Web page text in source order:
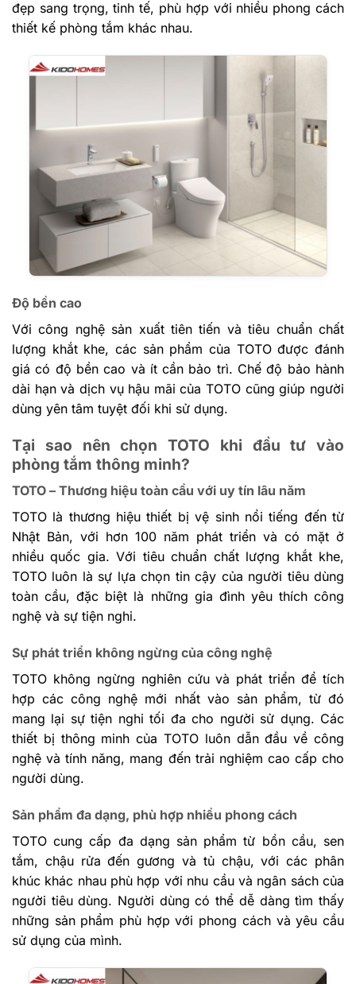
đẹp sang trọng, tinh tế, phù hợp với nhiều phong cách
thiết kế phòng tắm khác nhau.
Độ bền cao
Với công nghệ sản xuất tiên tiến và tiêu chuẩn chất
lượng khắt khe, các sản phẩm của TOTO được đánh
giá có độ bền cao và ít cần bảo trì. Chế độ bảo hành
dài hạn và dịch vụ hậu mãi của TOTO cũng giúp người
dùng yên tâm tuyệt đối khi sử dụng.
Tại sao nên chọn TOTO khi đầu tư vào
phòng tắm thông minh?
TOTO – Thương hiệu toàn cầu với uy tín lâu năm
TOTO là thương hiệu thiết bị vệ sinh nổi tiếng đến từ
Nhật Bản, với hơn 100 năm phát triển và có mặt ở
nhiều quốc gia. Với tiêu chuẩn chất lượng khắt khe,
TOTO luôn là sự lựa chọn tin cậy của người tiêu dùng
toàn cầu, đặc biệt là những gia đình yêu thích công
nghệ và sự tiện nghi.
Sự phát triển không ngừng của công nghệ
TOTO không ngừng nghiên cứu và phát triển để tích
hợp các công nghệ mới nhất vào sản phẩm, từ đó
mang lại sự tiện nghi tối đa cho người sử dụng. Các
thiết bị thông minh của TOTO luôn dẫn đầu về công
nghệ và tính năng, mang đến trải nghiệm cao cấp cho
người dùng.
Sản phẩm đa dạng, phù hợp nhiều phong cách
TOTO cung cấp đa dạng sản phẩm từ bồn cầu, sen
tắm, chậu rửa đến gương và tủ chậu, với các phân
khúc khác nhau phù hợp với nhu cầu và ngân sách của
người tiêu dùng. Người dùng có thể dễ dàng tìm thấy
những sản phẩm phù hợp với phong cách và yêu cầu
sử dụng của mình.